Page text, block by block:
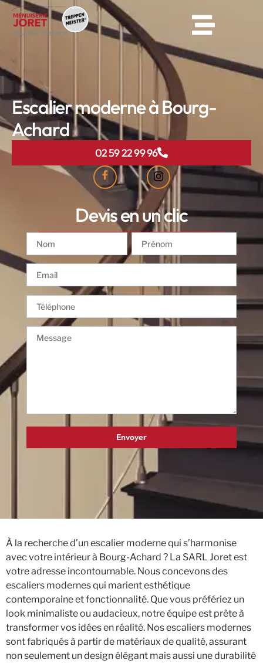
Escalier moderne à Bourg-
Achard
02 59 22 99 96
Devis en un clic
À la recherche d’un escalier moderne qui s’harmonise
avec votre intérieur à Bourg-Achard ? La SARL Joret est
votre adresse incontournable. Nous concevons des
escaliers modernes qui marient esthétique
contemporaine et fonctionnalité. Que vous préfériez un
look minimaliste ou audacieux, notre équipe est prête à
transformer vos idées en réalité. Nos escaliers modernes
sont fabriqués à partir de matériaux de qualité, assurant
non seulement un design élégant mais aussi une durabilité